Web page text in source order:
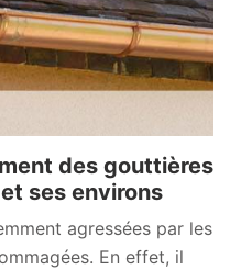
des gouttières
ses environs
agressées par les
En effet, il